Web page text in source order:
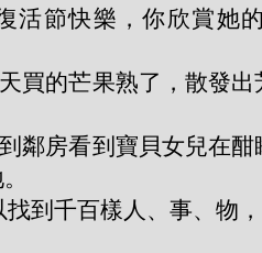
活節快樂，你欣賞她
買的芒果熟了，散發出
鄰房看到寶貝女兒在酣
到千百樣人、事、物